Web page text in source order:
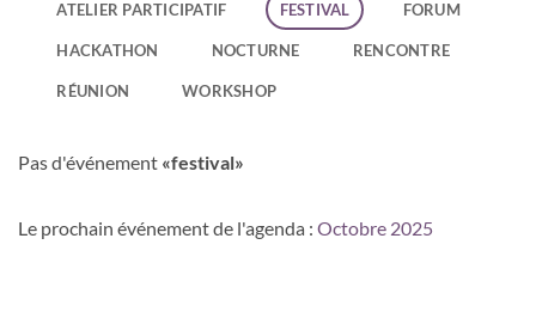
ATELIER PARTICIPATIF FESTIVAL FORUM
HACKATHON NOCTURNE RENCONTRE
RÉUNION WORKSHOP
Pas d'événement «festival»
Le prochain événement de l'agenda : Octobre 2025